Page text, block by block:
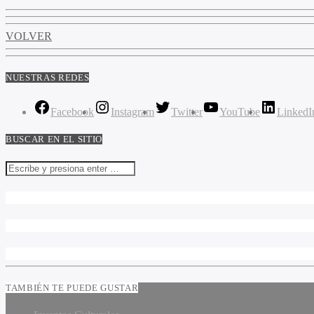
VOLVER
NUESTRAS REDES
Facebook Instagram Twitter YouTube
BUSCAR EN EL SITIO
TAMBIÉN TE PUEDE GUSTAR